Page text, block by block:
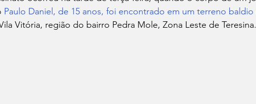
Paulo Daniel, de 15 anos, foi encontrado em um terreno baldio
Vitória, região do bairro Pedra Mole, Zona Leste de Teresina.